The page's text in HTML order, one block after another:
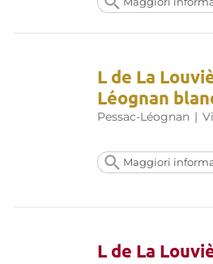
L de La
Léognan
Pessac-Léognan |
Maggiori
L de La